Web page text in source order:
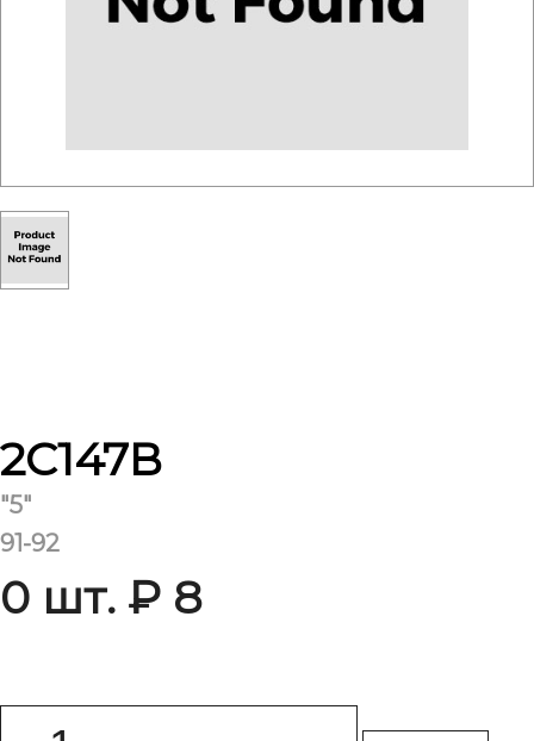
2С147В
"5"
91-92
0 шт. ₽ 8